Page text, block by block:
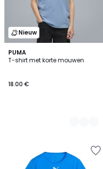
Nieuw
PUMA
T-shirt met korte mouwen
18.00 €
4
Kleuren